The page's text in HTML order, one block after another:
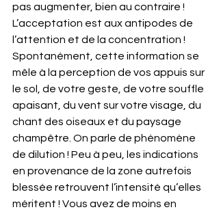
pas augmenter, bien au contraire !
L’acceptation est aux antipodes de
l’attention et de la concentration !
Spontanément, cette information se
mêle à la perception de vos appuis sur
le sol, de votre geste, de votre souffle
apaisant, du vent sur votre visage, du
chant des oiseaux et du paysage
champêtre. On parle de phénomène
de dilution ! Peu à peu, les indications
en provenance de la zone autrefois
blessée retrouvent l’intensité qu’elles
méritent ! Vous avez de moins en